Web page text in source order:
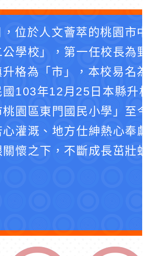
位於人文薈萃的桃園市中
學校」，第一任校長為野
格為「市」，本校易名為
103年12月25日本縣升格
園區東門國民小學」至今
灌溉、地方仕紳熱心奉獻
懷之下，不斷成長茁壯蛻